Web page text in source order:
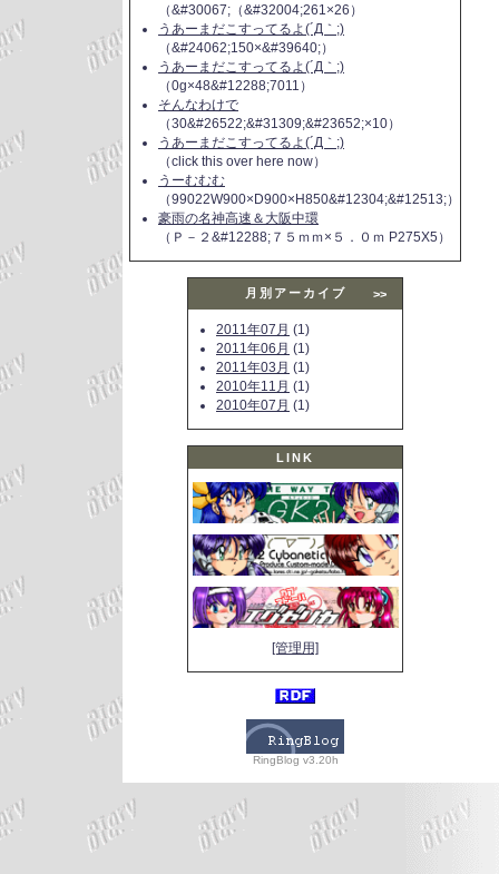
（&#30067;（&#32004;261×26）
うあーまだこすってるよ(´Д｀;)
（&#24062;150×&#39640;）
うあーまだこすってるよ(´Д｀;)
（0g×48&#12288;7011）
そんなわけで
（30&#26522;&#31309;&#23652;×10）
うあーまだこすってるよ(´Д｀;)
（click this over here now）
うーむむむ
（99022W900×D900×H850&#12304;&#12513;）
豪雨の名神高速＆大阪中環
（Ｐ－２&#12288;７５ｍｍ×５．０ｍ P275X5）
月別アーカイブ >>
2011年07月 (1)
2011年06月 (1)
2011年03月 (1)
2010年11月 (1)
2010年07月 (1)
LINK
[管理用]
RingBlog v3.20h